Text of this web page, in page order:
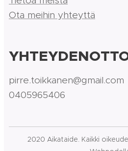
Ota meihin yhteyttä
pirre.toikkanen@gmail.com
0405965406
2020 Aikataide. Kaikki